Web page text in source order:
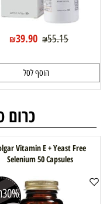
₪55.15
₪39.90
הוסף לסל
כרום
Vitamin E + Yeast Free
Selenium 50 Capsules
30%